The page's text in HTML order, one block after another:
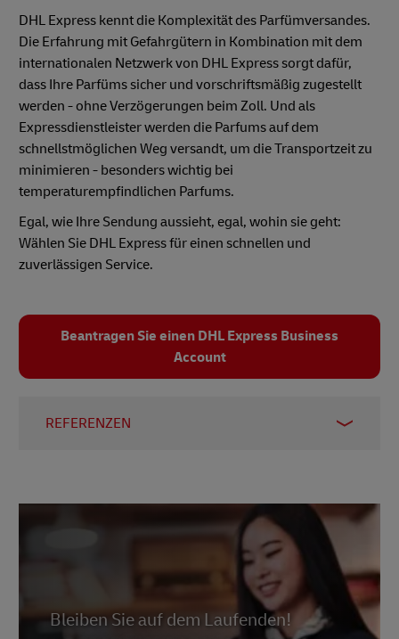
DHL Express kennt die Komplexität des Parfümversandes.
Die Erfahrung mit Gefahrgütern in Kombination mit dem
internationalen Netzwerk von DHL Express sorgt dafür,
dass Ihre Parfüms sicher und vorschriftsmäßig zugestellt
werden - ohne Verzögerungen beim Zoll. Und als
Expressdienstleister werden die Parfums auf dem
schnellstmöglichen Weg versandt, um die Transportzeit zu
minimieren - besonders wichtig bei
temperaturempfindlichen Parfums.
Egal, wie Ihre Sendung aussieht, egal, wohin sie geht:
Wählen Sie DHL Express für einen schnellen und
zuverlässigen Service.
Beantragen Sie einen DHL Express Business
Account
REFERENZEN
Bleiben Sie auf dem Laufenden!